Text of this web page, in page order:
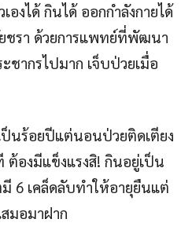
องได้ กินได้ ออกกำลังกายได้
ชรา ด้วยการแพทย์ที่พัฒนา
ชากรไปมาก เจ็บป่วยเมื่อ
ป็นร้อยปีแต่นอนป่วยติดเตียง
องมีแข็งแรงสิ! กินอยู่เป็น
6 เคล็ดลับทำให้อายุยืนแต่
มอมาฝาก